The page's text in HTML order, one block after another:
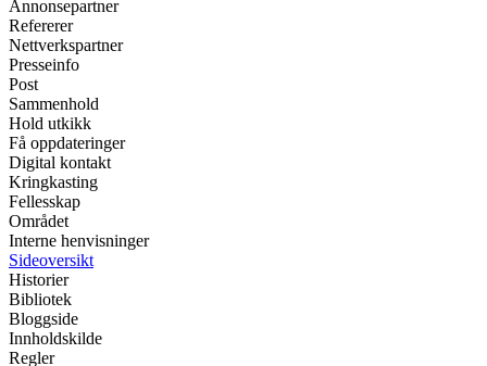
Annonsepartner
Refererer
Nettverkspartner
Presseinfo
Post
Sammenhold
Hold utkikk
Få oppdateringer
Digital kontakt
Kringkasting
Fellesskap
Området
Interne henvisninger
Sideoversikt
Historier
Bibliotek
Bloggside
Innholdskilde
Regler